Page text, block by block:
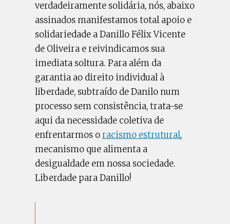
verdadeiramente solidária, nós, abaixo
assinados manifestamos total apoio e
solidariedade a Danillo Félix Vicente
de Oliveira e reivindicamos sua
imediata soltura. Para além da
garantia ao direito individual à
liberdade, subtraído de Danilo num
processo sem consistência, trata-se
aqui da necessidade coletiva de
enfrentarmos oracismo estrutural,
mecanismo que alimenta a
desigualdade em nossa sociedade.
Liberdade para Danillo!